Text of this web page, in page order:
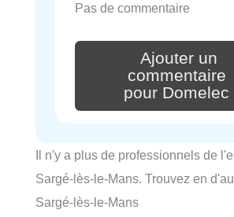
Pas de commentaire
Ajouter un
commentaire
pour Domelec
Il n'y a plus de professionnels de
Sargé-lès-le-Mans. Trouvez en
Sargé-lès-le-Mans